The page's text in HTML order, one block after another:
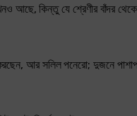
আছে, কিন্তু যে শ্রেণীর বাঁদর
আর সলিল পনেরো; দুজনে